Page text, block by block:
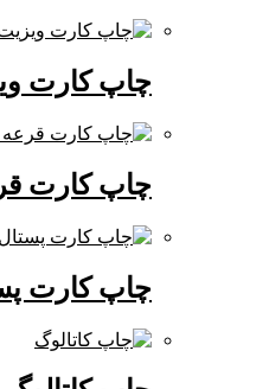
چاپ کارت ویزیت
چاپ کارت قرعه کشی
چاپ کارت پستال